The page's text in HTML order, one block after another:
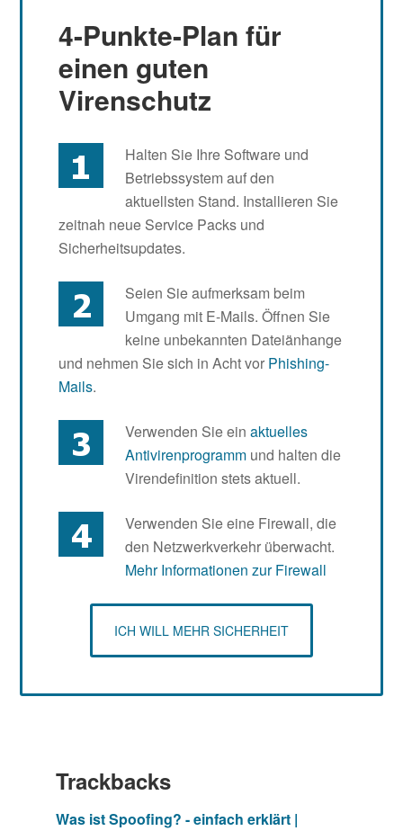
Interaktionen
4-Punkte-Plan für
einen guten
Virenschutz
Halten Sie Ihre Software und
Betriebssystem auf den
aktuellsten Stand. Installieren Sie
zeitnah neue Service Packs und
Sicherheitsupdates.
Seien Sie aufmerksam beim
Umgang mit E-Mails. Öffnen Sie
keine unbekannten Dateiänhange
und nehmen Sie sich in Acht vor Phishing-
Mails.
Verwenden Sie einaktuelles
Antivirenprogramm und halten die
Virendefinition stets aktuell.
Verwenden Sie eine Firewall, die
den Netzwerkverkehr überwacht.
Mehr Informationen zur Firewall
ICH WILL MEHR SICHERHEIT
Trackbacks
Was ist Spoofing? - einfach erklärt |